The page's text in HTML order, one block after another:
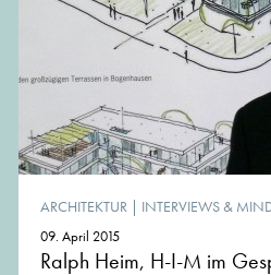
ARCHITEKTUR | INTERVIEWS &
09. April 2015
Ralph Heim, H-I-M im